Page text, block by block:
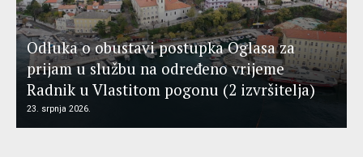
Odluka o obustavi postupka Oglasa za
prijam u službu na određeno vrijeme
Radnik u Vlastitom pogonu (2 izvršitelja)
23. srpnja 2026.